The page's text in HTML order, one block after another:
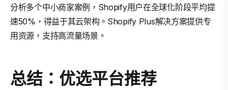
分析多个中小商家案例，Shopify用户在全球化阶段平均提
速50%，得益于其云架构。Shopify Plus解决方案提供专
用资源，支持高流量场景。
总结：优选平台推荐